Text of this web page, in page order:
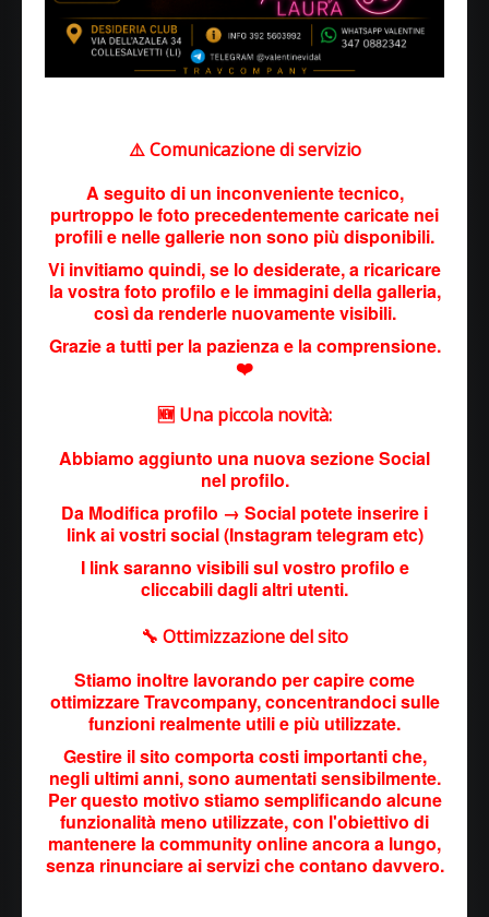
⚠️ Comunicazione di servizio
A seguito di un inconveniente tecnico,
purtroppo le foto precedentemente caricate nei
profili e nelle gallerie non sono più disponibili.
Vi invitiamo quindi, se lo desiderate, a ricaricare
la vostra foto profilo e le immagini della galleria,
così da renderle nuovamente visibili.
Grazie a tutti per la pazienza e la comprensione.
❤️
🆕 Una piccola novità:
Abbiamo aggiunto una nuova sezione Social
nel profilo.
Da Modifica profilo → Social potete inserire i
link ai vostri social (Instagram telegram etc)
I link saranno visibili sul vostro profilo e
cliccabili dagli altri utenti.
🔧 Ottimizzazione del sito
Stiamo inoltre lavorando per capire come
ottimizzare Travcompany, concentrandoci sulle
funzioni realmente utili e più utilizzate.
Gestire il sito comporta costi importanti che,
negli ultimi anni, sono aumentati sensibilmente.
Per questo motivo stiamo semplificando alcune
funzionalità meno utilizzate, con l'obiettivo di
mantenere la community online ancora a lungo,
senza rinunciare ai servizi che contano davvero.